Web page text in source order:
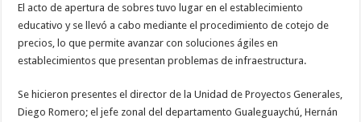
El acto de apertura de sobres tuvo lugar en el establecimiento
educativo y se llevó a cabo mediante el procedimiento de cotejo de
precios, lo que permite avanzar con soluciones ágiles en
establecimientos que presentan problemas de infraestructura.
Se hicieron presentes el director de la Unidad de Proyectos Generales,
Diego Romero; el jefe zonal del departamento Gualeguaychú, Hernán